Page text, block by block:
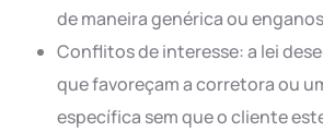
de maneira genérica ou
Conflitos de interesse: a lei
que favoreçam a corretora ou
específica sem que o cliente